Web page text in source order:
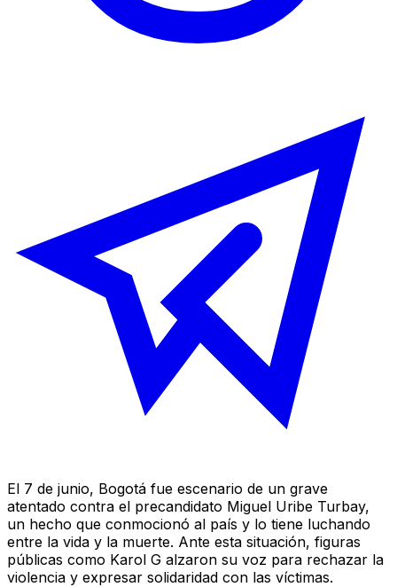
El 7 de junio, Bogotá fue escenario de un grave
atentado contra el precandidato Miguel Uribe Turbay,
un hecho que conmocionó al país y lo tiene luchando
entre la vida y la muerte. Ante esta situación, figuras
públicas como Karol G alzaron su voz para rechazar la
violencia y expresar solidaridad con las víctimas.